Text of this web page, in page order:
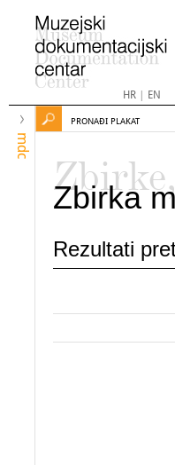
HR| EN
mdc
PRONAĐI PLAKAT
Zbirka
Rezultati